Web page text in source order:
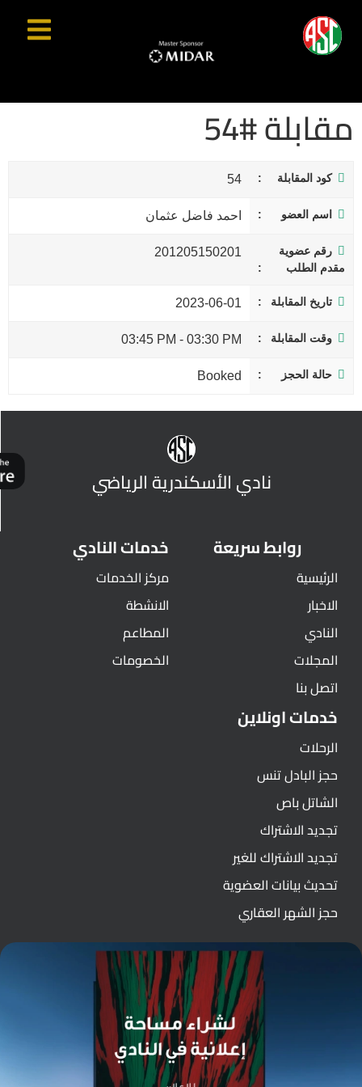
مقابلة #54
كود المقابلة 54
اسم العضو احمد فاضل عثمان
رقم عضوية
مقدم الطلب
201205150201
تاريخ المقابلة 2023-06-01
وقت المقابلة 03:30 PM
-
03:45 PM
حالة الحجز Booked
نادي الأسكندرية الرياضي
روابط سريعة
الرئيسية
الاخبار
النادي
المجلات
اتصل بنا
خدمات النادي
مركز الخدمات
الانشطة
المطاعم
الخصومات
خدمات اونلاين
الرحلات
حجز البادل تنس
الشاتل باص
تجديد الاشتراك
تجديد الاشتراك للغير
تحديث بيانات العضوية
حجز الشهر العقاري